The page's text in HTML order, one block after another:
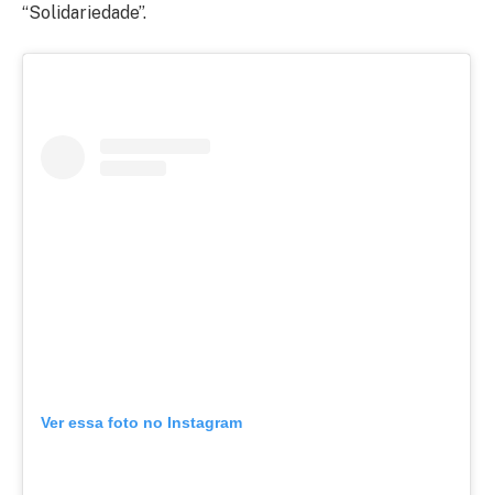
“Solidariedade”.
Ver essa foto no Instagram